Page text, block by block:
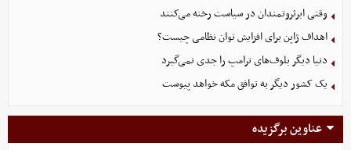
وقتی ابرثروتمندان در سیاست رخنه می‌کنند
اهداف ژاپن برای افزایش توان نظامی چیست؟
دنیا دیگر بلوف‌های ترامپ را جدی نمی‌گیرد
یک کشور دیگر به توافق مکه خواهد پیوست
عناوین برگزیده